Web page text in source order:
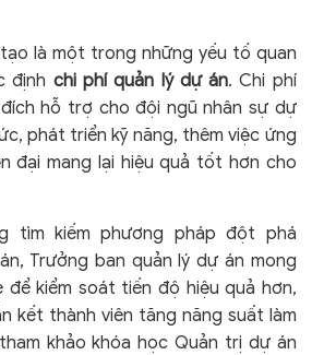
là một trong những yếu tố quan
định chi phí quản lý dự án. Chi phí
hỗ trợ cho đội ngũ nhân sự dự
phát triển kỹ năng, thêm việc ứng
đại mang lại hiệu quả tốt hơn cho
tìm kiếm phương pháp đột phá
Trưởng ban quản lý dự án mong
để kiểm soát tiến độ hiệu quả hơn,
kết thành viên tăng năng suất làm
khảo khóa họcQuản trị dự án